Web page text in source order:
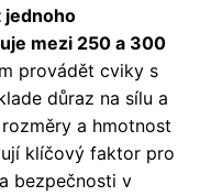
jednoho
mezi 250 a 300
provádět cviky s
důraz na sílu a
a hmotnost
klíčový faktor pro
bezpečnosti v